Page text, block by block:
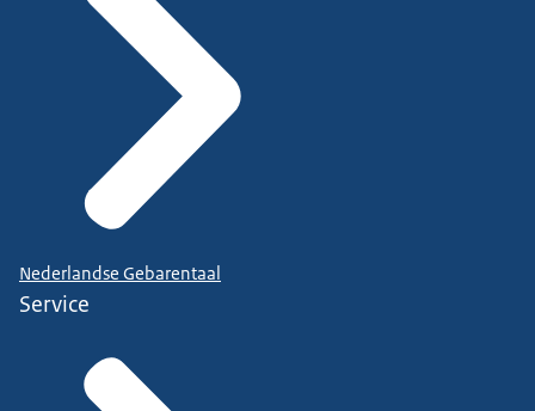
Nederlandse Gebarentaal
Service